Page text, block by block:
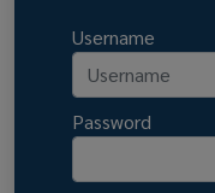
Username
Password